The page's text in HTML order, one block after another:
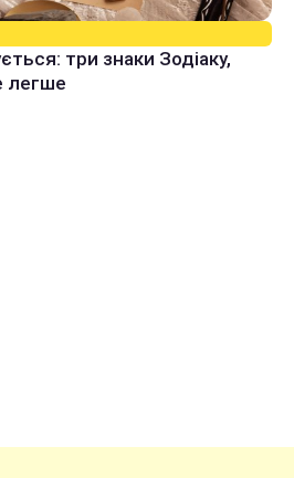
три знаки Зодіаку,
легше